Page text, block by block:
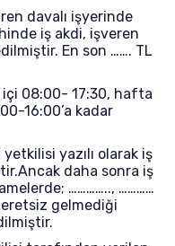
davalı işyerinde
iş akdi, işveren
En son ……. TL
08:00- 17:30, hafta
16:00’a kadar
yazılı olarak iş
daha sonra iş
………….., …………
gelmediği